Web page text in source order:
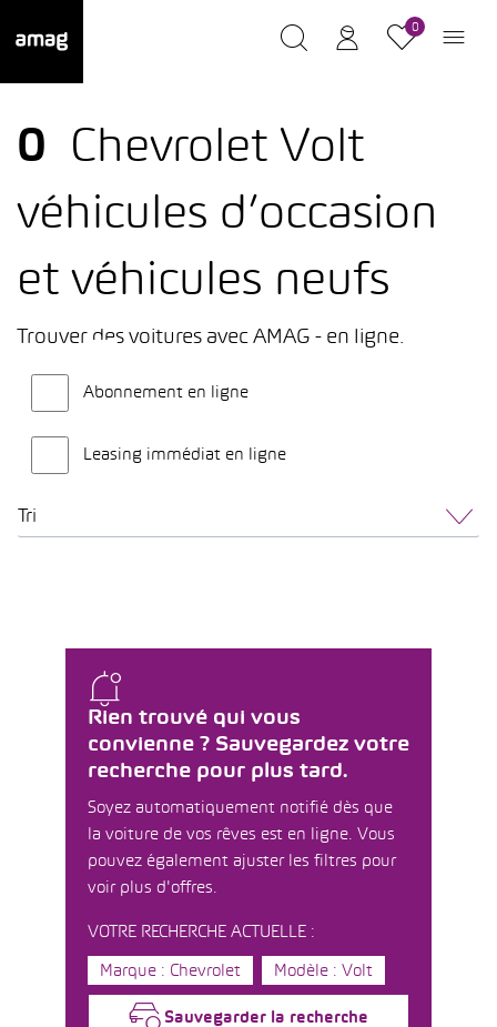
0
0
Chevrolet Volt
véhicules d’occasion
et véhicules neufs
Trouver des voitures avec AMAG - en ligne.
Abonnement en ligne
Leasing immédiat en ligne
Tri
Rien trouvé qui vous
convienne ? Sauvegardez votre
recherche pour plus tard.
Soyez automatiquement notifié dès que
la voiture de vos rêves est en ligne. Vous
pouvez également ajuster les filtres pour
voir plus d'offres.
VOTRE RECHERCHE ACTUELLE :
Marque : Chevrolet Modèle : Volt
Sauvegarder la recherche